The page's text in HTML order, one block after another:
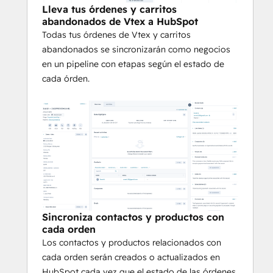
Lleva tus órdenes y carritos
abandonados de Vtex a HubSpot
Todas tus órdenes de Vtex y carritos
abandonados se sincronizarán como negocios
en un pipeline con etapas según el estado de
cada órden.
Sincroniza contactos y productos con
cada orden
Los contactos y productos relacionados con
cada orden serán creados o actualizados en